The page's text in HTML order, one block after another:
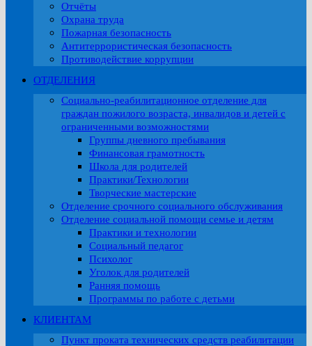
Отчёты
Охрана труда
Пожарная безопасность
Антитеррористическая безопасность
Противодействие коррупции
ОТДЕЛЕНИЯ
Социально-реабилитационное отделение для
граждан пожилого возраста, инвалидов и детей с
ограниченными возможностями
Группы дневного пребывания
Финансовая грамотность
Школа для родителей
Практики/Технологии
Творческие мастерские
Отделение срочного социального обслуживания
Отделение социальной помощи семье и детям
Практики и технологии
Социальный педагог
Психолог
Уголок для родителей
Ранняя помощь
Программы по работе с детьми
КЛИЕНТАМ
Пункт проката технических средств реабилитации